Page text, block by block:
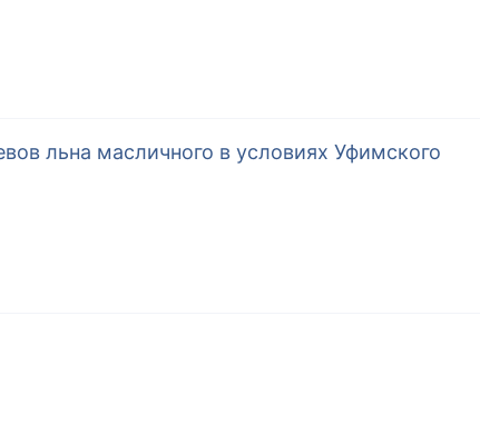
льна масличного в условиях Уфимского